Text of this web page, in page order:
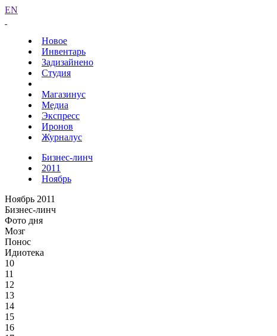
EN
Новое
Инвентарь
Задизайнено
Студия
Магазинус
Медиа
Экспресс
Иронов
Журналус
Бизнес-линч
2011
Ноябрь
Ноябрь 2011
Бизнес-линч
Фото дня
Мозг
Понос
Идиотека
10
11
12
13
14
15
16